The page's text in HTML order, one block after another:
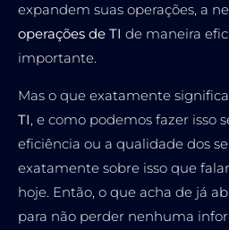
expandem suas operações, a
operações de TI de maneira
importante.
Mas o que exatamente significa
TI, e como podemos fazer isso
eficiência ou a qualidade dos
exatamente sobre isso que
hoje. Então, o que acha de já
para não perder nenhuma